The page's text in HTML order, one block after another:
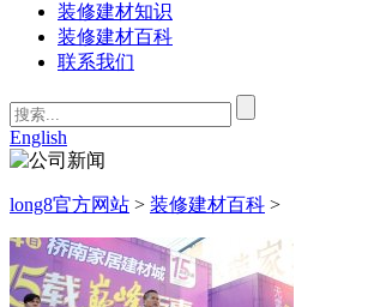
装修建材知识
装修建材百科
联系我们
English
long8官方网站 > 装修建材百科 >